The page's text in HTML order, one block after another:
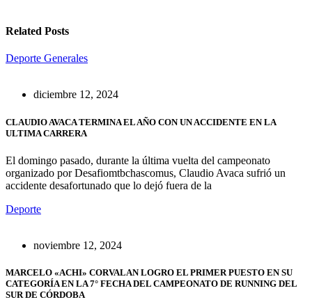
Related Posts
Deporte Generales
diciembre 12, 2024
CLAUDIO AVACA TERMINA EL AÑO CON UN ACCIDENTE EN LA
ULTIMA CARRERA
El domingo pasado, durante la última vuelta del campeonato
organizado por Desafiomtbchascomus, Claudio Avaca sufrió un
accidente desafortunado que lo dejó fuera de la
Deporte
noviembre 12, 2024
MARCELO «ACHI» CORVALAN LOGRO EL PRIMER PUESTO EN SU
CATEGORÍA EN LA 7° FECHA DEL CAMPEONATO DE RUNNING DEL
SUR DE CÓRDOBA